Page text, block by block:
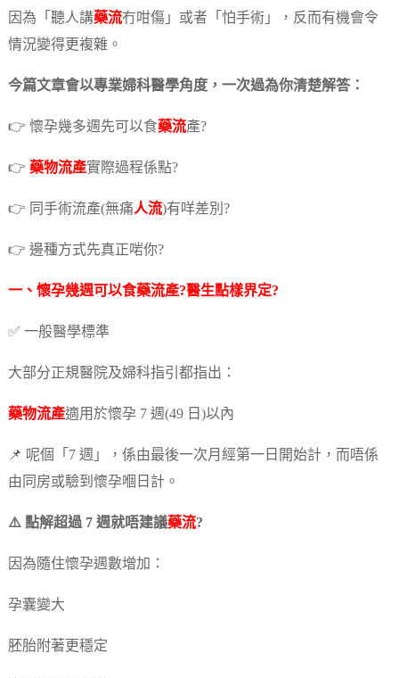
因為「聽人講藥流冇咁傷」或者「怕手術」，反而有機會令
情況變得更複雜。
今篇文章會以專業婦科醫學角度，一次過為你清楚解答：
👉 懷孕幾多週先可以食藥流產?
👉 藥物流產實際過程係點?
👉 同手術流產(無痛人流)有咩差別?
👉 邊種方式先真正啱你?
一、懷孕幾週可以食藥流產?醫生點樣界定?
✅ 一般醫學標準
大部分正規醫院及婦科指引都指出：
藥物流產適用於懷孕 7 週(49 日)以內
📌 呢個「7 週」，係由最後一次月經第一日開始計，而唔係
由同房或驗到懷孕嗰日計。
⚠️ 點解超過 7 週就唔建議藥流?
因為隨住懷孕週數增加：
孕囊變大
胚胎附著更穩定